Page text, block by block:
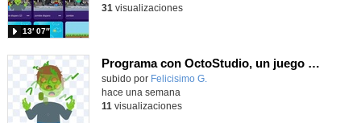
13′ 07″
31 visualizaciones
Programa con OctoStudio, un juego homenajeando al House of the dead con Zombies
Contenido educativo.
subido por Felicisimo G.
hace una semana
11 visualizaciones